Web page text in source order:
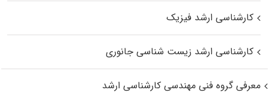
کارشناسی ارشد فیزیک
کارشناسی ارشد زیست‌ شناسی جانوری
معرفی گروه فنی مهندسی کارشناسی ارشد